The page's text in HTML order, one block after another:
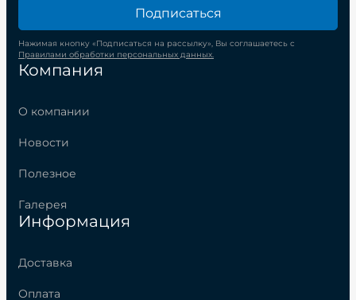
Компания
О компании
Новости
Полезное
Галерея
Информация
Доставка
Оплата
Подписаться
Нажимая кнопку «Подписаться на рассылку», Вы соглашаетесь с
Правилами обработки персональных данных.